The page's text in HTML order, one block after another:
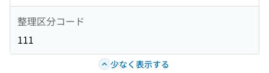
整理区分コード
111
少なく表示する